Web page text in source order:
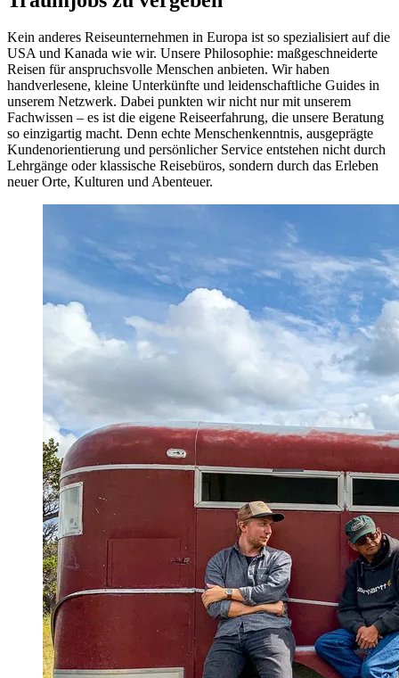
Kein anderes Reiseunternehmen in Europa ist so spezialisiert auf die
USA und Kanada wie wir. Unsere Philosophie: maßgeschneiderte
Reisen für anspruchsvolle Menschen anbieten. Wir haben
handverlesene, kleine Unterkünfte und leidenschaftliche Guides in
unserem Netzwerk. Dabei punkten wir nicht nur mit unserem
Fachwissen – es ist die eigene Reiseerfahrung, die unsere Beratung
so einzigartig macht. Denn echte Menschenkenntnis, ausgeprägte
Kundenorientierung und persönlicher Service entstehen nicht durch
Lehrgänge oder klassische Reisebüros, sondern durch das Erleben
neuer Orte, Kulturen und Abenteuer.